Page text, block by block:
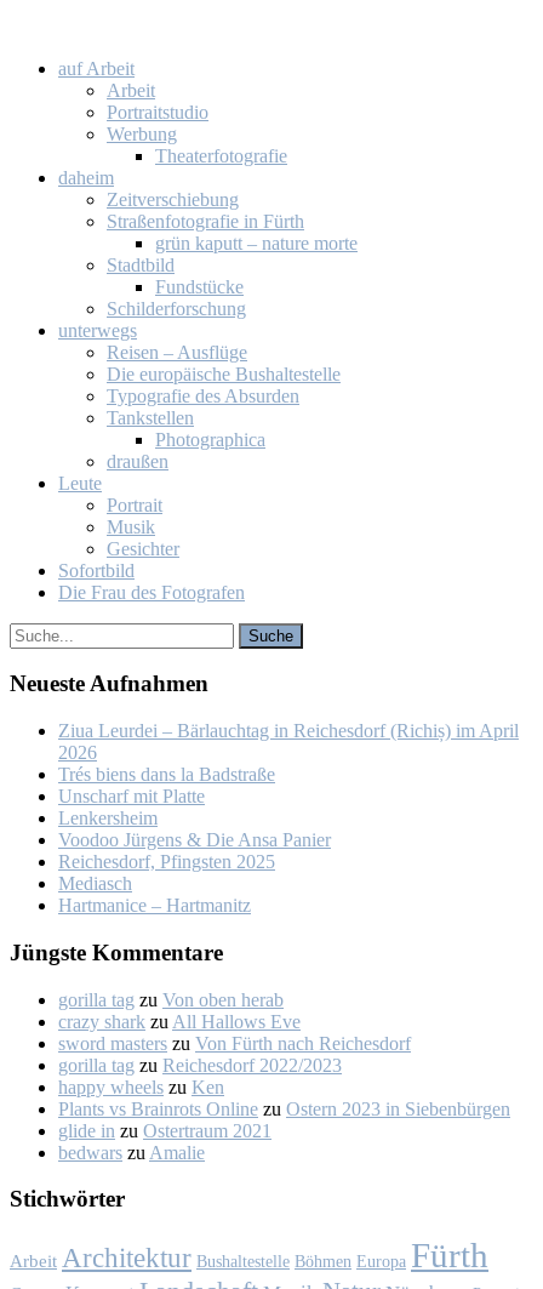
auf Ar­beit
Ar­beit
Por­trait­stu­dio
Wer­bung
Thea­ter­fo­to­gra­fie
da­heim
Zeit­ver­schie­bung
Stra­ßen­fo­to­gra­fie in Fürth
grün ka­putt – na­tu­re mor­te
Stadt­bild
Fund­stü­cke
Schil­der­for­schung
un­ter­wegs
Rei­sen – Aus­flü­ge
Die eu­ro­päi­sche Bus­hal­te­stel­le
Ty­po­gra­fie des Ab­sur­den
Tank­stel­len
Pho­to­gra­phi­ca
drau­ßen
Leu­te
Por­trait
Mu­sik
Ge­sich­ter
So­fort­bild
Die Frau des Fo­to­gra­fen
Neu­es­te Auf­nah­men
Ziua Leur­dei – Bär­lauch­tag in Rei­ches­dorf (Ri­chiș) im April
2026
Trés biens dans la Bad­stra­ße
Un­scharf mit Plat­te
Len­kers­heim
Voo­doo Jür­gens & Die An­sa Pa­nier
Rei­ches­dorf, Pfings­ten 2025
Me­dia­sch
Hart­ma­nice – Hart­ma­nitz
Jüngs­te Kom­men­ta­re
gorilla tag zu Von oben her­ab
crazy shark zu All Hal­lows Eve
sword masters zu Von Fürth nach Rei­ches­dorf
gorilla tag zu Rei­ches­dorf 2022/2023
happy wheels zu Ken
Plants vs Brainrots Online zu Os­tern 2023 in Sie­ben­bür­gen
glide in zu Os­ter­traum 2021
bedwars zu Ama­lie
Stich­wör­ter
Arbeit Architektur Bushaltestelle Böhmen Europa Fürth